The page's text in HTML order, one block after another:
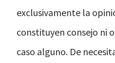
exclusivamente la
constituyen consejo ni
caso alguno. De